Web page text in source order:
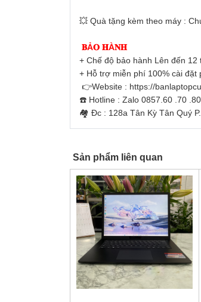
💥 Quà tặng kèm theo máy :
𝐁Ả𝐎 𝐇À𝐍𝐇
+ Chế độ bảo hành Lên đến 12
+ Hỗ trợ miễn phí 100% cài đặt
👉Website : https://
☎️ Hotline : Zalo 0857.60 .70
🏘 Đc : 128a Tân Kỳ Tân Quý
Sản phẩm liên quan